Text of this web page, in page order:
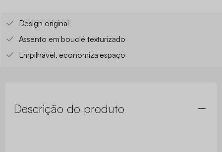
Design original
Assento em bouclé texturizado
Empilhável, economiza espaço
Descrição do produto